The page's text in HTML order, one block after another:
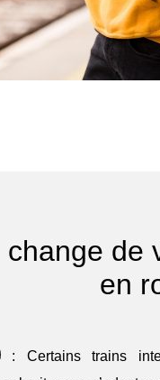
de
en
: Certains trains